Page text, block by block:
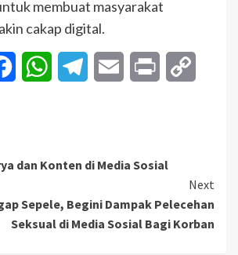
membuat masyarakat
cakap digital.
FacebookWhatsAppTelegramEmail Print
dan Konten di Media Sosial
Next
Sepele, Begini Dampak Pelecehan
Seksual di Media Sosial Bagi Korban